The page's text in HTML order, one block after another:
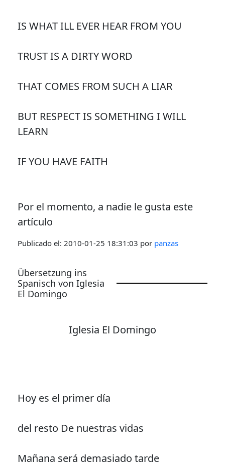
IS WHAT ILL EVER HEAR FROM YOU
TRUST IS A DIRTY WORD
THAT COMES FROM SUCH A LIAR
BUT RESPECT IS SOMETHING I WILL
LEARN
IF YOU HAVE FAITH
Por el momento, a nadie le gusta este
artículo
Publicado el: 2010-01-25 18:31:03 por panzas
Übersetzung ins
Spanisch von Iglesia
El Domingo
Iglesia El Domingo
Hoy es el primer día
del resto De nuestras vidas
Mañana será demasiado tarde